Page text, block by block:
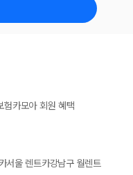
험카모아 회원 혜택
서울 렌트카강남구 월렌트